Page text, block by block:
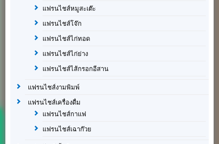
แฟรนไชส์หมูสะเต๊ะ
แฟรนไชส์โจ๊ก
แฟรนไชส์ไก่ทอด
แฟรนไชส์ไก่ย่าง
แฟรนไชส์ไส้กรอกอีสาน
แฟรนไชส์งามพิมพ์
แฟรนไชส์เครื่องดื่ม
แฟรนไชส์กาแฟ
แฟรนไชส์เฉาก๊วย